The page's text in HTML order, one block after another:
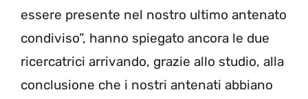
essere presente nel nostro ultimo antenato
condiviso”, hanno spiegato ancora le due
ricercatrici arrivando, grazie allo studio, alla
conclusione che i nostri antenati abbiano